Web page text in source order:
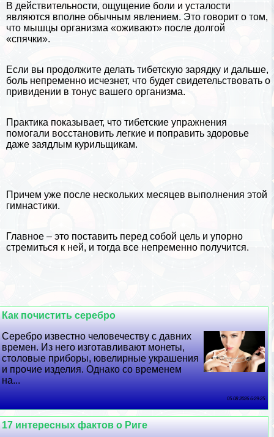
В действительности, ощущение боли и усталости
являются вполне обычным явлением. Это говорит о том,
что мышцы организма «оживают» после долгой
«спячки».
Если вы продолжите делать тибетскую зарядку и дальше,
боль непременно исчезнет, что будет свидетельствовать о
привидении в тонус вашего организма.
Пpaктика показывает, что тибетские упражнения
помогали восстановить легкие и поправить здоровье
даже заядлым курильщикам.
Причем уже после нескольких месяцев выполнения этой
гимнастики.
Главное – это поставить перед собой цель и упopно
стремиться к ней, и тогда все непременно получится.
Как почистить серебро
Серебро известно человечеству с давних
времен. Из него изготавливают монеты,
столовые приборы, ювелирные украшения
и прочие изделия. Однако со временем
на...
05 08 2026 6:29:25
17 интересных фактов о Риге